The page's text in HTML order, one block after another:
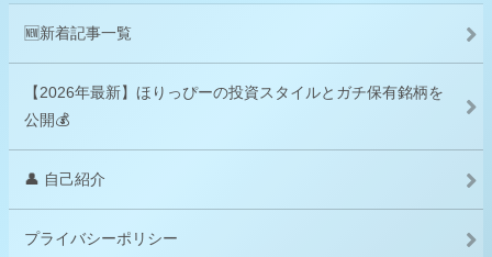
🆕新着記事一覧
【2026年最新】ほりっぴーの投資スタイルとガチ保有銘柄を
公開💰
👤 自己紹介
プライバシーポリシー